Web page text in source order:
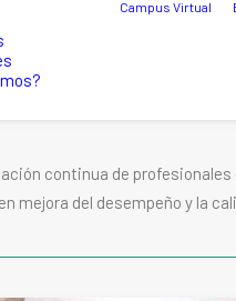
Campus Virtual
continua de
mejora del desempeño y la